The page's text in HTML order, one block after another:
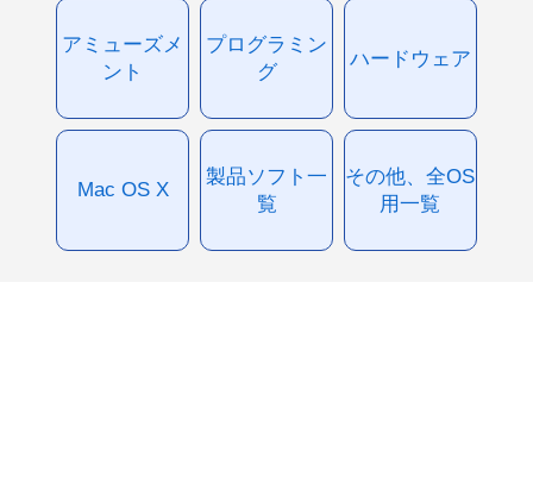
アミューズメ
ント
プログラミン
グ
ハードウェア
Mac OS X
製品ソフト一
覧
その他、全OS
用一覧